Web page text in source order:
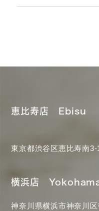
恵比寿店 Ebisu
東京都渋谷区恵比寿南
横浜店
神奈川県横浜市神奈川